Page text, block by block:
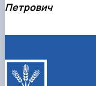
Петрович